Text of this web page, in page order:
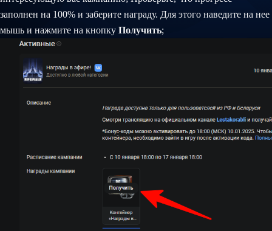
заполнен на 100% и заберите награду. Для этого наведите на нее
мышь и нажмите на кнопку Получить;